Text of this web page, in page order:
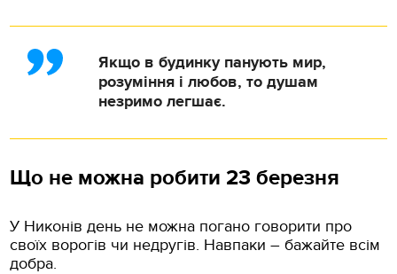
Якщо в будинку панують мир,
розуміння і любов, то душам
незримо легшає.
Що не можна робити 23 березня
У Никонів день не можна погано говорити про
своїх ворогів чи недругів. Навпаки – бажайте всім
добра.